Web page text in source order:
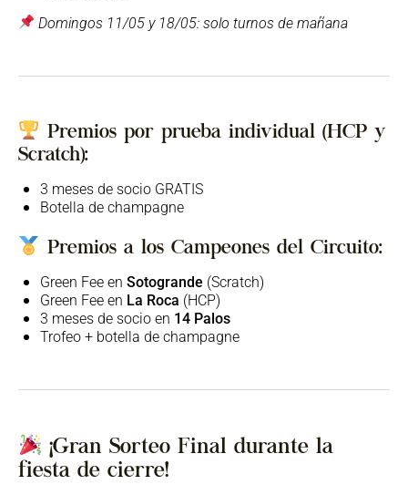
Domingos 11/05 y 18/05: solo turnos de mañana
Premios por prueba individual (HCP y
Scratch):
3 meses de socio GRATIS
Botella de champagne
Premios a los Campeones del Circuito:
Green Fee en Sotogrande (Scratch)
Green Fee en La Roca (HCP)
3 meses de socio en 14 Palos
Trofeo + botella de champagne
¡Gran Sorteo Final durante la
fiesta de cierre!